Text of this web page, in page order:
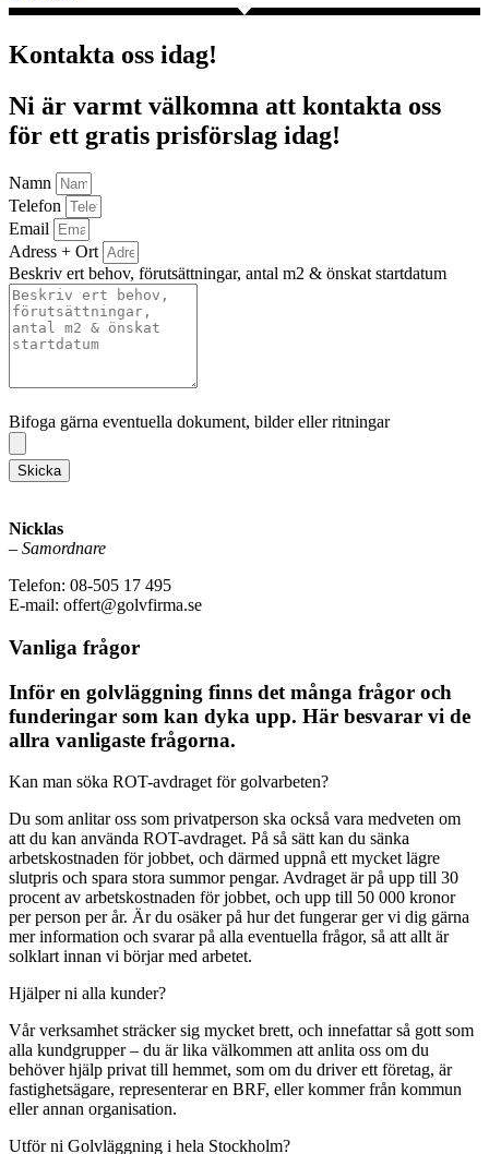
Kontakta oss idag!
Ni är varmt välkomna att kontakta oss
för ett gratis prisförslag idag!
Namn
Telefon
Email
Adress + Ort
Beskriv ert behov, förutsättningar, antal m2 & önskat startdatum
Bifoga gärna eventuella dokument, bilder eller ritningar
Skicka
Nicklas
– Samordnare
Telefon: 08-505 17 495
E-mail: offert@golvfirma.se
Vanliga frågor
Inför en golvläggning finns det många frågor och
funderingar som kan dyka upp. Här besvarar vi de
allra vanligaste frågorna.
Kan man söka ROT-avdraget för golvarbeten?
Du som anlitar oss som privatperson ska också vara medveten om
att du kan använda ROT-avdraget. På så sätt kan du sänka
arbetskostnaden för jobbet, och därmed uppnå ett mycket lägre
slutpris och spara stora summor pengar. Avdraget är på upp till 30
procent av arbetskostnaden för jobbet, och upp till 50 000 kronor
per person per år. Är du osäker på hur det fungerar ger vi dig gärna
mer information och svarar på alla eventuella frågor, så att allt är
solklart innan vi börjar med arbetet.
Hjälper ni alla kunder?
Vår verksamhet sträcker sig mycket brett, och innefattar så gott som
alla kundgrupper – du är lika välkommen att anlita oss om du
behöver hjälp privat till hemmet, som om du driver ett företag, är
fastighetsägare, representerar en BRF, eller kommer från kommun
eller annan organisation.
Utför ni Golvläggning i hela Stockholm?